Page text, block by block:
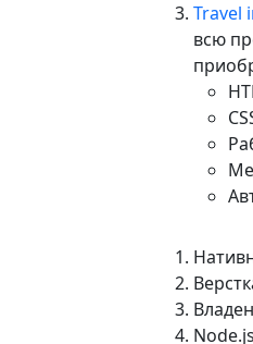
Travel
всю